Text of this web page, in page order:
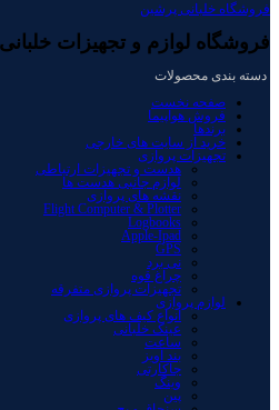
فروشگاه خلبانی پرشین
فروشگاه لوازم و تجهیزات
دسته بندی محصولات
صفحه نخست
فروش هواپیما
برندها
خرید از سایت های خارجی
تجهیزات پروازی
هدست و تجهیزات ارتباطی
لوازم جانبی هدست ها
نقشه های پروازی
Flight Computer & Plotter
Logbooks
Apple-Ipad
GPS
نی برد
چراغ قوه
تجهیزات پروازی متفرقه
لوازم پروازی
انواع کیف های پروازی
عینک خلبانی
ساعت
بند آویز
جاکارتی
وینگ
پین